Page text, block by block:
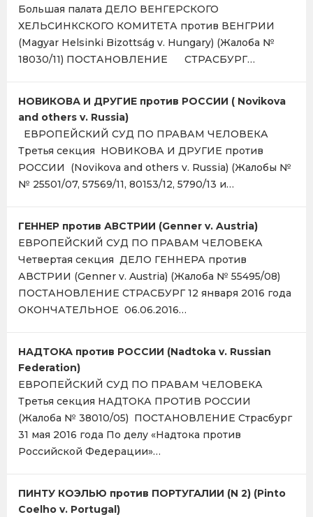
Большая палата ДЕЛО ВЕНГЕРСКОГО
ХЕЛЬСИНКСКОГО КОМИТЕТА против ВЕНГРИИ
(Magyar Helsinki Bizottság v. Hungary) (Жалоба №
18030/11) ПОСТАНОВЛЕНИЕ СТРАСБУРГ…
НОВИКОВА И ДРУГИЕ против РОССИИ ( Novikova
and others v. Russia)
ЕВРОПЕЙСКИЙ СУД ПО ПРАВАМ ЧЕЛОВЕКА
Третья секция НОВИКОВА И ДРУГИЕ против
РОССИИ (Novikova and others v. Russia) (Жалобы №
№ 25501/07, 57569/11, 80153/12, 5790/13 и…
ГЕННЕР против АВСТРИИ (Genner v. Austria)
ЕВРОПЕЙСКИЙ СУД ПО ПРАВАМ ЧЕЛОВЕКА
Четвертая секция ДЕЛО ГЕННЕРА против
АВСТРИИ (Genner v. Austria) (Жалоба № 55495/08)
ПОСТАНОВЛЕНИЕ СТРАСБУРГ 12 января 2016 года
ОКОНЧАТЕЛЬНОЕ 06.06.2016…
НАДТОКА против РОССИИ (Nadtoka v. Russian
Federation)
ЕВРОПЕЙСКИЙ СУД ПО ПРАВАМ ЧЕЛОВЕКА
Третья секция НАДТОКА ПРОТИВ РОССИИ
(Жалоба № 38010/05) ПОСТАНОВЛЕНИЕ Страсбург
31 мая 2016 года По делу «Надтока против
Российской Федерации»…
ПИНТУ КОЭЛЬЮ против ПОРТУГАЛИИ (N 2) (Pinto
Coelho v. Portugal)